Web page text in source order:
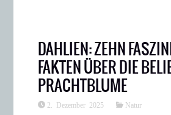
DAHLIEN: ZEHN
FAKTEN ÜBER DIE
PRACHTBLUME
2. Dezember 2025 Natur